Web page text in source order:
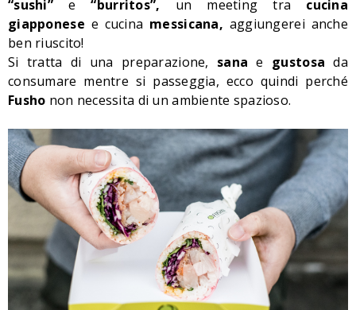
“sushi”e “burritos”, un meeting tra cucina
giapponese e cucina messicana, aggiungerei anche
ben riuscito!
Si tratta di una preparazione, sana e gustosa da
consumare mentre si passeggia, ecco quindi perché
Fusho non necessita di un ambiente spazioso.